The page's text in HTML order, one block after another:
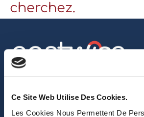
Ce Site Web Utilise Des Cookies.
Les Cookies Nous Permettent De
cherchez.
(+852) 3621 0156